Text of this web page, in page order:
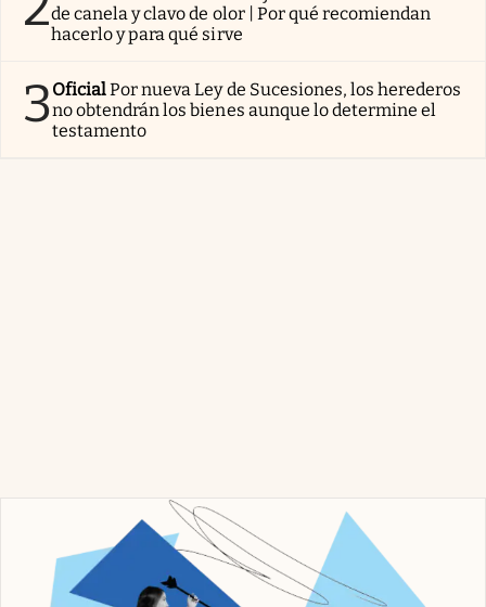
de canela y clavo de olor | Por qué recomiendan
hacerlo y para qué sirve
3OficialPor nueva Ley de Sucesiones, los herederos
no obtendrán los bienes aunque lo determine el
testamento